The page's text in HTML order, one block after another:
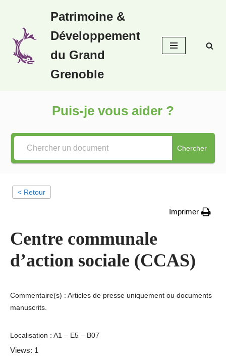
au
contenu
Patrimoine &
Développement
du Grand
Grenoble
Puis-je vous aider ?
Chercher
< Retour
Imprimer
Centre communale
d’action sociale (CCAS)
Commentaire(s) : Articles de presse uniquement ou documents
manuscrits.
Localisation : A1 – E5 – B07
Views: 1